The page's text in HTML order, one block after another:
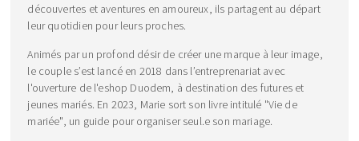
découvertes et aventures en amoureux, ils partagent au départ
leur quotidien pour leurs proches.
Animés par un profond désir de créer une marque à leur image,
le couple s’est lancé en 2018 dans l’entreprenariat avec
l'ouverture de l'eshop Duodem, à destination des futures et
jeunes mariés. En 2023, Marie sort son livre intitulé "Vie de
mariée", un guide pour organiser seul.e son mariage.